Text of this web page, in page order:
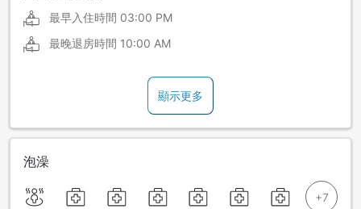
最早入住時間 03:00 PM
最晚退房時間 10:00 AM
顯示更多
泡澡